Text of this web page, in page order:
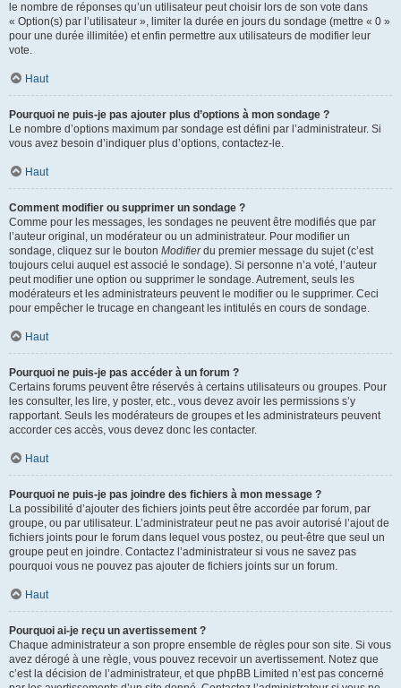
le nombre de réponses qu’un utilisateur peut choisir lors de son vote dans
« Option(s) par l’utilisateur », limiter la durée en jours du sondage (mettre « 0 »
pour une durée illimitée) et enfin permettre aux utilisateurs de modifier leur
vote.
Haut
Pourquoi ne puis-je pas ajouter plus d’options à mon sondage ?
Le nombre d’options maximum par sondage est défini par l’administrateur. Si
vous avez besoin d’indiquer plus d’options, contactez-le.
Haut
Comment modifier ou supprimer un sondage ?
Comme pour les messages, les sondages ne peuvent être modifiés que par
l’auteur original, un modérateur ou un administrateur. Pour modifier un
sondage, cliquez sur le bouton Modifierdu premier message du sujet (c’est
toujours celui auquel est associé le sondage). Si personne n’a voté, l’auteur
peut modifier une option ou supprimer le sondage. Autrement, seuls les
modérateurs et les administrateurs peuvent le modifier ou le supprimer. Ceci
pour empêcher le trucage en changeant les intitulés en cours de sondage.
Haut
Pourquoi ne puis-je pas accéder à un forum ?
Certains forums peuvent être réservés à certains utilisateurs ou groupes. Pour
les consulter, les lire, y poster, etc., vous devez avoir les permissions s’y
rapportant. Seuls les modérateurs de groupes et les administrateurs peuvent
accorder ces accès, vous devez donc les contacter.
Haut
Pourquoi ne puis-je pas joindre des fichiers à mon message ?
La possibilité d’ajouter des fichiers joints peut être accordée par forum, par
groupe, ou par utilisateur. L’administrateur peut ne pas avoir autorisé l’ajout de
fichiers joints pour le forum dans lequel vous postez, ou peut-être que seul un
groupe peut en joindre. Contactez l’administrateur si vous ne savez pas
pourquoi vous ne pouvez pas ajouter de fichiers joints sur un forum.
Haut
Pourquoi ai-je reçu un avertissement ?
Chaque administrateur a son propre ensemble de règles pour son site. Si vous
avez dérogé à une règle, vous pouvez recevoir un avertissement. Notez que
c’est la décision de l’administrateur, et que phpBB Limited n’est pas concerné